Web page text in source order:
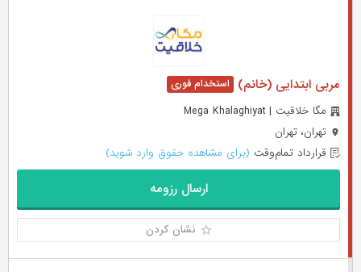
مربی ابتدایی (خانم)
مگا خلاقیت | Mega Khalaghiyat
تهران، تهران
قرارداد تمام‌وقت (برای مشاهده حقوق وارد شوید)
ارسال رزومه
نشان کردن